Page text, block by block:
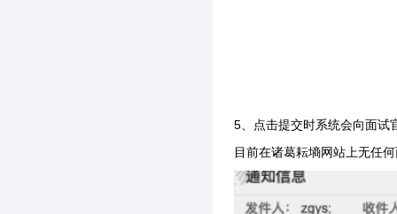
5、点击提交时系统会向面试
目前在诸葛耘墒网站上无任